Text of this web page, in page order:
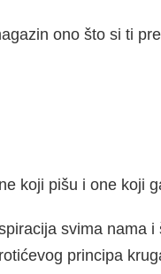
ono što si ti
koji pišu i one koji
svima nama i
principa